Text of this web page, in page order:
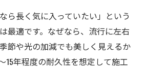
ら長く気に入っていたい」という
最適です。なぜなら、流行に左右
節や光の加減でも美しく見えるか
15年程度の耐久性を想定して施工